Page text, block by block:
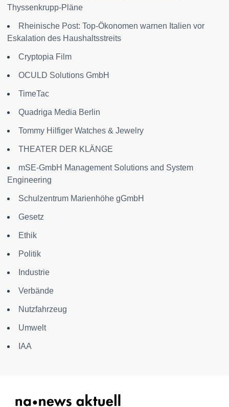
Thyssenkrupp-Pläne
Rheinische Post: Top-Ökonomen warnen Italien vor
Eskalation des Haushaltsstreits
Cryptopia Film
OCULD Solutions GmbH
TimeTac
Quadriga Media Berlin
Tommy Hilfiger Watches & Jewelry
THEATER DER KLÄNGE
mSE-GmbH Management Solutions and System
Engineering
Schulzentrum Marienhöhe gGmbH
Gesetz
Ethik
Politik
Industrie
Verbände
Nutzfahrzeug
Umwelt
IAA